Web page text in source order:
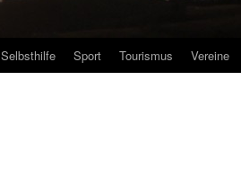
Selbsthilfe Sport Tourismus Vereine